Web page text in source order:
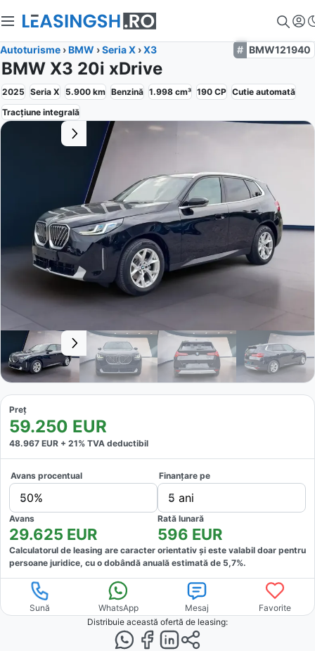
Autoturisme ›BMW ›Seria X ›X3 BMW121940
BMW X3 20i xDrive
2025 Seria X 5.900 km Benzină 1.998 cm³ 190 CP Cutie automată
Tracțiune integrală
Preț
59.250 EUR
48.967 EUR + 21% TVA deductibil
Avans procentual
50%
Finanțare pe
5 ani
Avans
29.625 EUR
Rată lunară
596 EUR
Calculatorul de leasing are caracter orientativ și este valabil doar pentru
persoane juridice, cu o dobândă anuală estimată de 5,7%.
Sună WhatsApp Mesaj
Favorite
Distribuie această ofertă de leasing: